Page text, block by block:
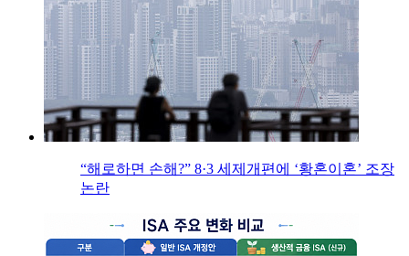
“해로하면 손해?” 8·3 세제개편에 ‘황혼이혼’ 조장
논란